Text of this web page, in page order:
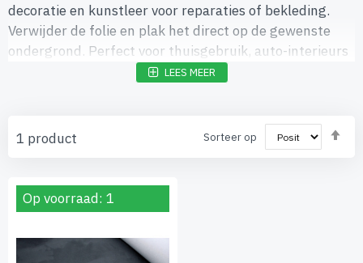
decoratie en kunstleer voor reparaties of bekleding.
Verwijder de folie en plak het direct op de gewenste
ondergrond. Perfect voor thuisgebruik, auto-interieurs
LEES MEER
1 product Sorteer op
Op voorraad: 1